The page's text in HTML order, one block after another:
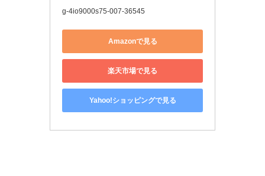
g-4io9000s75-007-36545
Amazonで見る
楽天市場で見る
Yahoo!ショッピングで見る